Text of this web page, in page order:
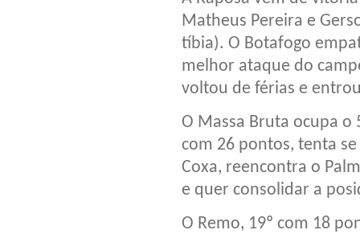
Matheus Pereira e
tíbia). O Botafogo
melhor ataque do
voltou de férias e
O Massa Bruta ocupa o
com 26 pontos, tenta
Coxa, reencontra o
e quer consolidar a
O Remo, 19º com 18